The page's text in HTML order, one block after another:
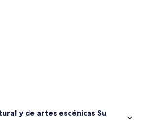
y de artes escénicas Su